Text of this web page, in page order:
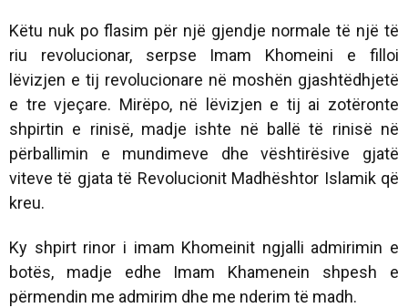
Këtu nuk po flasim për një gjendje normale të një të
riu revolucionar, serpse Imam Khomeini e filloi
lëvizjen e tij revolucionare në moshën gjashtëdhjetë
e tre vjeçare. Mirëpo, në lëvizjen e tij ai zotëronte
shpirtin e rinisë, madje ishte në ballë të rinisë në
përballimin e mundimeve dhe vështirësive gjatë
viteve të gjata të Revolucionit Madhështor Islamik që
kreu.
Ky shpirt rinor i imam Khomeinit ngjalli admirimin e
botës, madje edhe Imam Khamenein shpesh e
përmendin me admirim dhe me nderim të madh.